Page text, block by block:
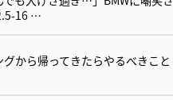
16 …
から帰ってきたらやるべきこと